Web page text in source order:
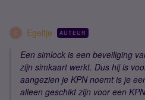
E Egeltje AUTEUR
Een simlock is een beveiliging
zijn simkaart werkt. Dus hij is
aangezien je KPN noemt is je
alleen geschikt zijn voor een